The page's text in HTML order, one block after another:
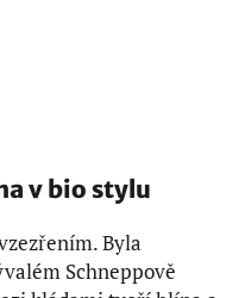
v bio stylu
Byla
Schneppově